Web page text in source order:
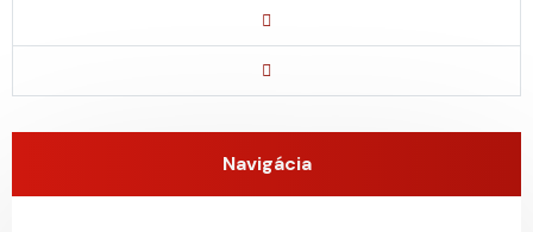
Navigácia